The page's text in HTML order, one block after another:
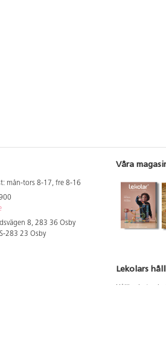
mån-tors 8-17, fre 8-16
8, 283 36 Osby
283 23 Osby
Våra
Lekolars